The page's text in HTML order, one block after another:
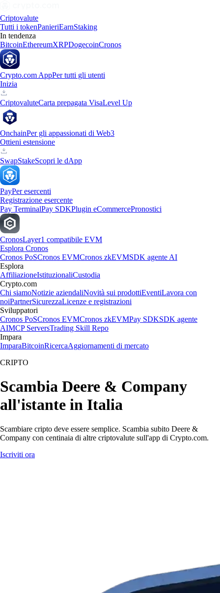
Criptovalute
Tutti i tokenPanieriEarnStaking
In tendenza
BitcoinEthereumXRPDogecoinCronos
Crypto.com AppPer tutti gli utenti
Inizia
CriptovaluteCarta prepagata VisaLevel Up
OnchainPer gli appassionati di Web3
Ottieni estensione
SwapStakeScopri le dApp
PayPer esercenti
Registrazione esercente
Pay TerminalPay SDKPlugin eCommercePronostici
CronosLayer1 compatibile EVM
Esplora Cronos
Cronos PoSCronos EVMCronos zkEVMSDK agente AI
Esplora
AffiliazioneIstituzionaliCustodia
Crypto.com
Chi siamoNotizie aziendaliNovità sui prodottiEventiLavora con
noiPartnerSicurezzaLicenze e registrazioni
Sviluppatori
Cronos PoSCronos EVMCronos zkEVMPay SDKSDK agente
AIMCP ServersTrading Skill Repo
Impara
ImparaBitcoinRicercaAggiornamenti di mercato
CRIPTO
Scambia Deere & Company
all'istante in Italia
Scambiare cripto deve essere semplice. Scambia subito Deere &
Company con centinaia di altre criptovalute sull'app di Crypto.com.
Iscriviti ora